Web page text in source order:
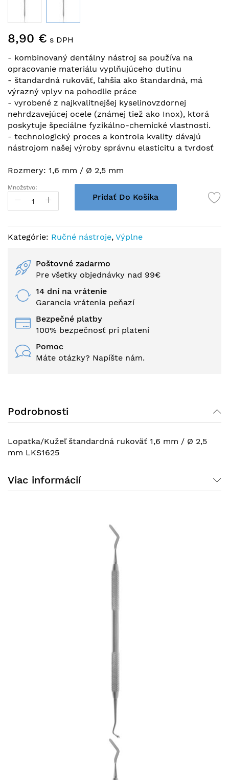
na
galérie
obrázkov
8,90 € s DPH
- kombinovaný dentálny nástroj sa používa na
opracovanie materiálu vyplňujúceho dutinu
- štandardná rukoväť, ľahšia ako štandardná, má
výrazný vplyv na pohodlie práce
- vyrobené z najkvalitnejšej kyselinovzdornej
nehrdzavejúcej ocele (známej tiež ako Inox), ktorá
poskytuje špeciálne fyzikálno-chemické vlastnosti.
- technologický proces a kontrola kvality dávajú
nástrojom našej výroby správnu elasticitu a tvrdosť
Rozmery: 1,6 mm / Ø 2,5 mm
Množstvo:
Pridať Do Košíka
Kategórie: Ručné nástroje, Výplne
Poštovné zadarmo
Pre všetky objednávky nad 99€
14 dní na vrátenie
Garancia vrátenia peňazí
Bezpečné platby
100% bezpečnosť pri platení
Pomoc
Máte otázky? Napíšte nám.
Podrobnosti
Lopatka/Kužeľ štandardná rukoväť 1,6 mm / Ø 2,5
mm LKS1625
Viac informácií